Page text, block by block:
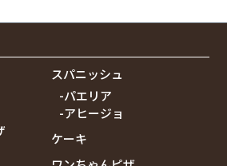
スパニッシュ
-パエリア
-アヒージョ
ケーキ